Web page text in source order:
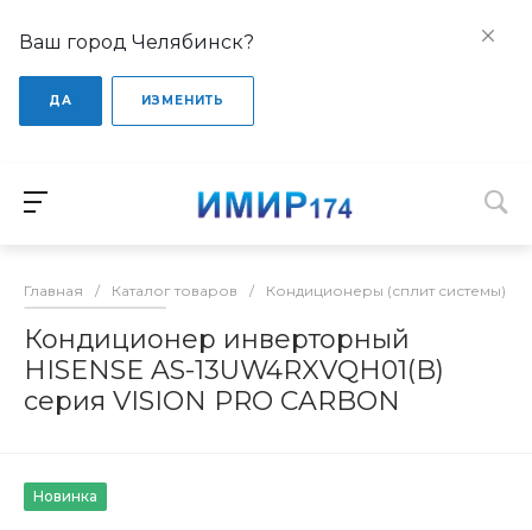
Ваш город Челябинск?
ДА ИЗМЕНИТЬ
Главная / Каталог товаров / Кондиционеры (сплит системы)
Кондиционер инверторный
HISENSE AS-13UW4RXVQH01(B)
серия VISION PRO CARBON
Новинка